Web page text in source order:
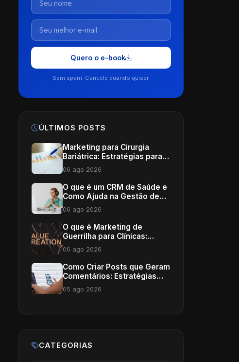
Quero o e-book
Sem spam. Cancele quando quiser.
ÚLTIMOS POSTS
Marketing para Cirurgia
Bariátrica: Estratégias para
Potencializar Sua Clínica
06 ago 2026
O que é um CRM de Saúde e
Como Ajuda na Gestão de
Clínicas
06 ago 2026
O que é Marketing de
Guerrilha para Clínicas:
Estratégias Inovadoras
06 ago 2026
Como Criar Posts que Geram
Comentários: Estratégias
para Médicos
05 ago 2026
CATEGORIAS